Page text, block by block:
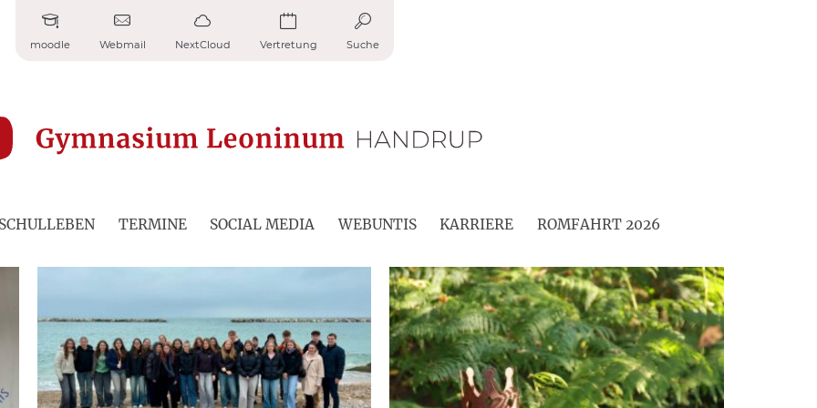
moodle Webmail NextCloud Vertretung Suche
SCHULLEBEN TERMINE SOCIAL MEDIA WEBUNTIS KARRIERE ROMFAHRT 2026